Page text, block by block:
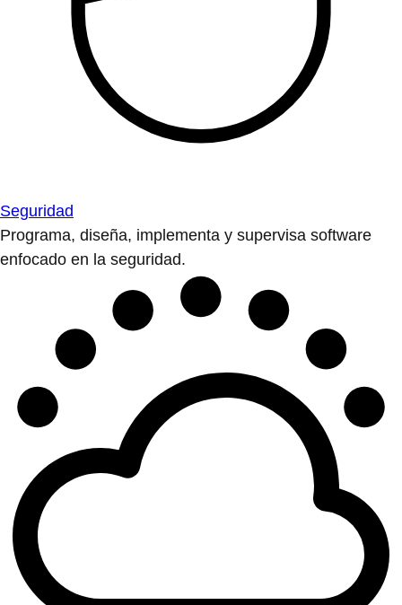
Seguridad
Programa, diseña, implementa y supervisa software
enfocado en la seguridad.